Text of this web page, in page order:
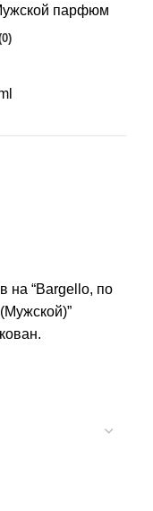
парфюм
на “Bargello, по